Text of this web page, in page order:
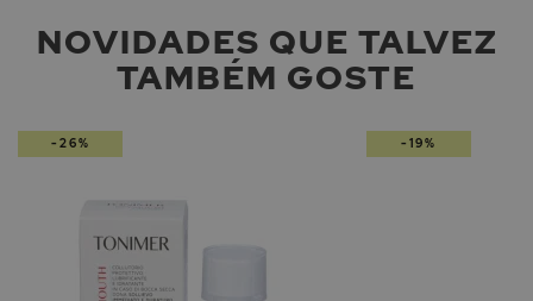
NOVIDADES QUE TALVEZ
TAMBÉM GOSTE
-26% -19%